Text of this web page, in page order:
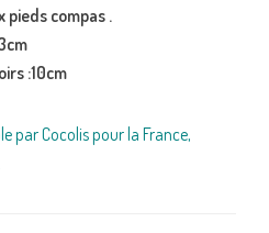
pieds compas .
:10cm
par Cocolis pour la France,